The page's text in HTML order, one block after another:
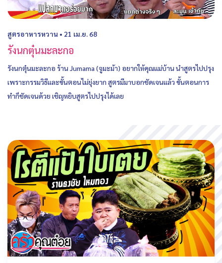
สูตรอาหารหวาน • 21 เม.ย. 68
รังนกตุ๋นมะละกอ
รังนกตุ๋นมะละกอ ร้าน Jumama (จูมะม้า) อยากให้คุณแม่บ้าน นำสูตรไปปรุง
เพราะกรรมวิธีและขั้นตอนไม่ยุ่งยาก สูตรมีมาบอกชัดเจนแล้ว ขั้นตอนการ
ทำก็ชัดเจนด้วย เชิญหยิบสูตรไปปรุงได้เลย